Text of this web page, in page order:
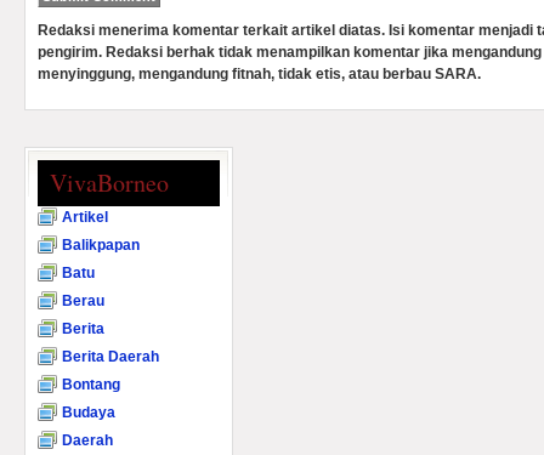
Redaksi menerima komentar terkait artikel diatas. Isi komentar menjadi
pengirim. Redaksi berhak tidak menampilkan komentar jika
menyinggung, mengandung fitnah, tidak etis, atau berbau SARA.
VivaBorneo
Artikel
Balikpapan
Batu
Berau
Berita
Berita Daerah
Bontang
Budaya
Daerah